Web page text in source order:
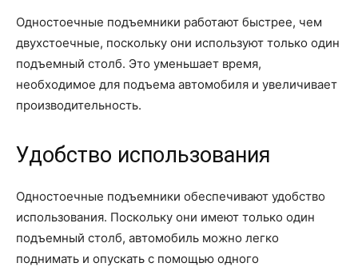
Одностоечные подъемники работают быстрее, чем
двухстоечные, поскольку они используют только один
подъемный столб. Это уменьшает время,
необходимое для подъема автомобиля и увеличивает
производительность.
Удобство использования
Одностоечные подъемники обеспечивают удобство
использования. Поскольку они имеют только один
подъемный столб, автомобиль можно легко
поднимать и опускать с помощью одного